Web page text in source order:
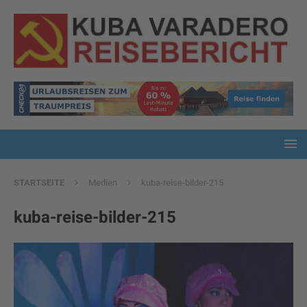
STARTSEITE Medien kuba-reise-bilder-215
kuba-reise-bilder-215